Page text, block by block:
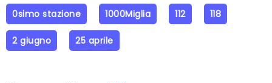
0simo stazione 1000Miglia 112 118
2 giugno 25 aprile